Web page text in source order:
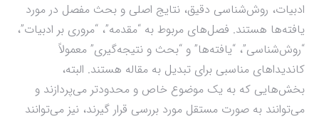
ادبیات، روش‌شناسی دقیق، نتایج اصلی و بحث مفصل در مورد
یافته‌ها هستند. فصل‌های مربوط به “مقدمه”، “مروری بر ادبیات”،
“روش‌شناسی”، “یافته‌ها” و “بحث و نتیجه‌گیری” معمولاً
کاندیداهای مناسبی برای تبدیل به مقاله هستند. البته،
بخش‌هایی که به یک موضوع خاص و محدودتر می‌پردازند و
می‌توانند به صورت مستقل مورد بررسی قرار گیرند، نیز می‌توانند